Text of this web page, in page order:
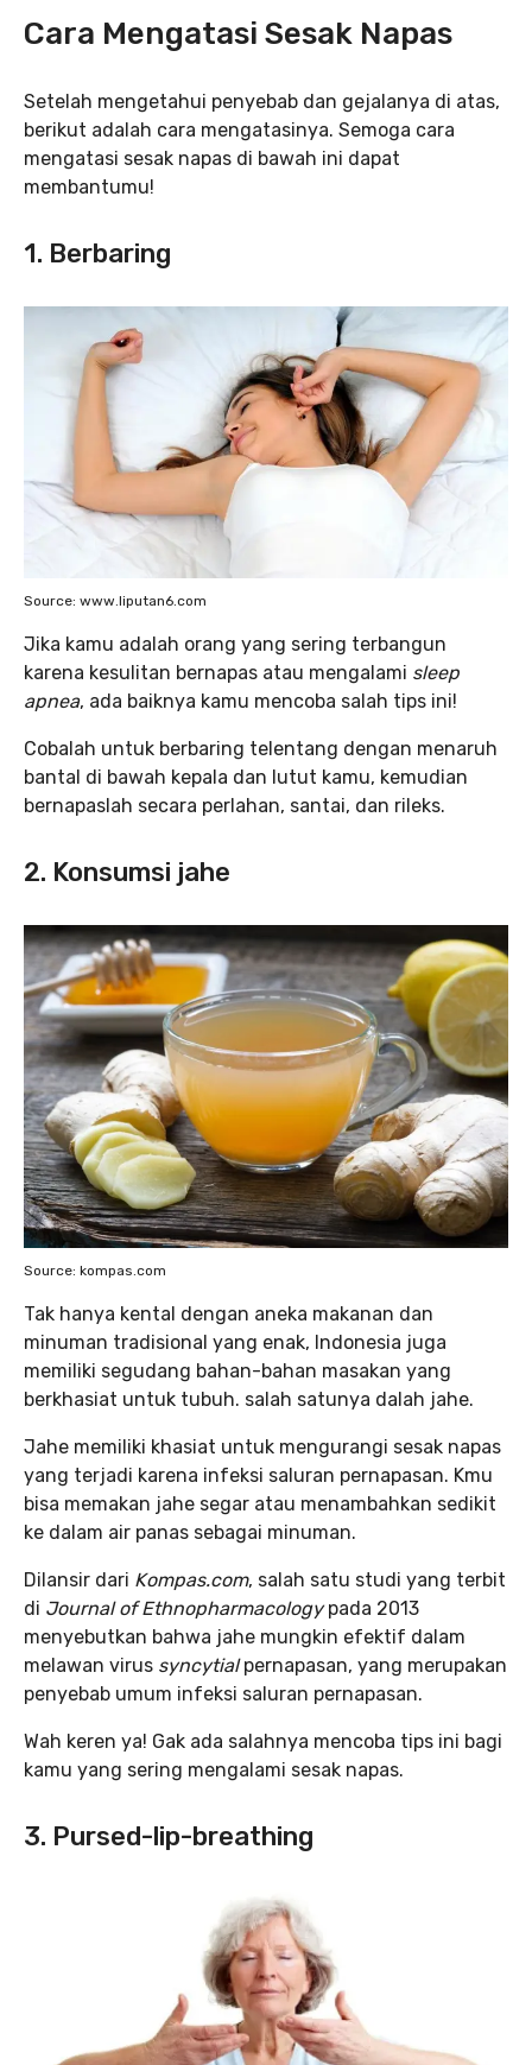
Cara Mengatasi Sesak Napas
Setelah mengetahui penyebab dan gejalanya di atas,
berikut adalah cara mengatasinya. Semoga cara
mengatasi sesak napas di bawah ini dapat
membantumu!
1. Berbaring
Source: www.liputan6.com
Jika kamu adalah orang yang sering terbangun
karena kesulitan bernapas atau mengalami sleep
apnea, ada baiknya kamu mencoba salah tips ini!
Cobalah untuk berbaring telentang dengan menaruh
bantal di bawah kepala dan lutut kamu, kemudian
bernapaslah secara perlahan, santai, dan rileks.
2. Konsumsi jahe
Source: kompas.com
Tak hanya kental dengan aneka makanan dan
minuman tradisional yang enak, Indonesia juga
memiliki segudang bahan-bahan masakan yang
berkhasiat untuk tubuh. salah satunya dalah jahe.
Jahe memiliki khasiat untuk mengurangi sesak napas
yang terjadi karena infeksi saluran pernapasan. Kmu
bisa memakan jahe segar atau menambahkan sedikit
ke dalam air panas sebagai minuman.
Dilansir dari Kompas.com, salah satu studi yang terbit
di Journal of Ethnopharmacologypada 2013
menyebutkan bahwa jahe mungkin efektif dalam
melawan virus syncytialpernapasan, yang merupakan
penyebab umum infeksi saluran pernapasan.
Wah keren ya! Gak ada salahnya mencoba tips ini bagi
kamu yang sering mengalami sesak napas.
3. Pursed-lip-breathing